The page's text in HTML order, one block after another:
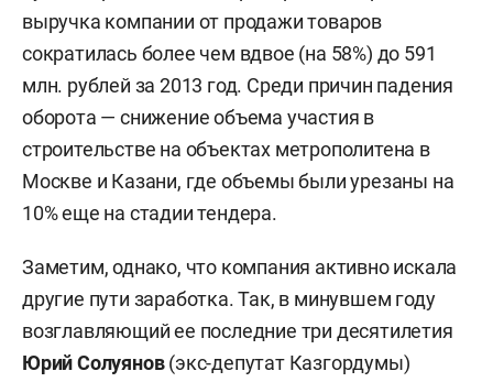
выручка компании от продажи товаров
сократилась более чем вдвое (на 58%) до 591
млн. рублей за 2013 год. Среди причин падения
оборота — снижение объема участия в
строительстве на объектах метрополитена в
Москве и Казани, где объемы были урезаны на
10% еще на стадии тендера.
Заметим, однако, что компания активно искала
другие пути заработка. Так, в минувшем году
возглавляющий ее последние три десятилетия
Юрий Солуянов(экс-депутат Казгордумы)